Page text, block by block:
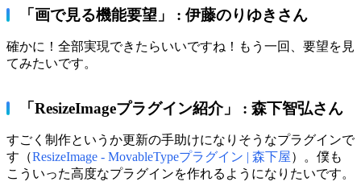
「画で見る機能要望」 : 伊藤のりゆきさん
確かに！全部実現できたらいいですね！もう一回、要望を見
てみたいです。
「ResizeImageプラグイン紹介」 : 森下智弘さん
すごく制作というか更新の手助けになりそうなプラグインで
す（ResizeImage - MovableTypeプラグイン | 森下屋）。僕も
こういった高度なプラグインを作れるようになりたいです。